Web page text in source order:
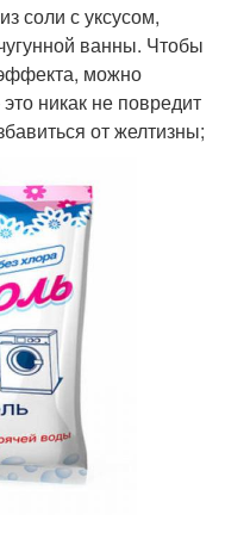
соли с уксусом,
ванны. Чтобы
можно
никак не повредит
от желтизны;